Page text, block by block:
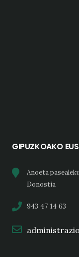
GIPUZKOAKO
Anoeta
Donostia
943 47 14 63